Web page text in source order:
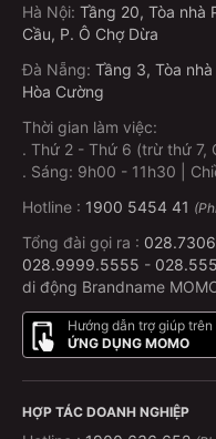
Hà Nội: Tầng 20, Tòa nhà
Cầu, P. Ô Chợ Dừa
Đà Nẵng: Tầng 3, Tòa
Hòa Cường
Thời gian làm việc:
. Thứ 2 - Thứ 6 (trừ thứ 7,
. Sáng: 9h00 - 11h30 |
Hotline : 1900 5454 41
Tổng đài gọi ra :
028.9999.5555 -
di động Brandname
Hướng dẫn trợ giúp trên
ỨNG DỤNG MOMO
HỢP TÁC DOANH NGHIỆP